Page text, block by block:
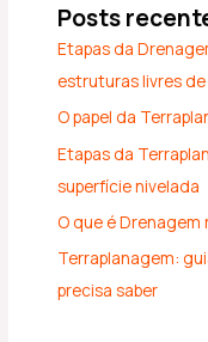
Posts
Etapas da
estruturas livres
O papel da
Etapas da
superfície nivelada
O que é
Terraplanagem:
precisa saber